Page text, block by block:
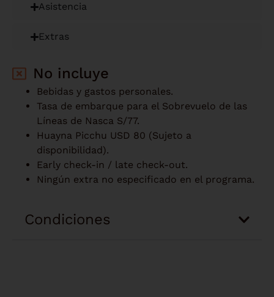
Asistencia
Extras
No incluye
Bebidas y gastos personales.
Tasa de embarque para el Sobrevuelo de las
Líneas de Nasca S/77.
Huayna Picchu USD 80 (Sujeto a
disponibilidad).
Early check-in / late check-out.
Ningún extra no especificado en el programa.
Condiciones